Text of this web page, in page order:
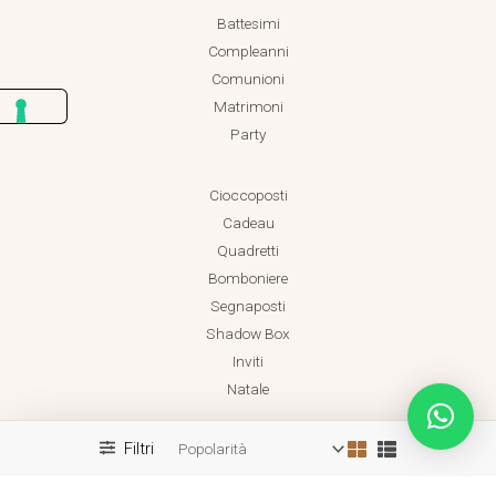
Filtri
Battesimi
Compleanni
Comunioni
Matrimoni
Party
Cioccoposti
Cadeau
Quadretti
Bomboniere
Segnaposti
Shadow Box
Inviti
Natale
Realizzato da Dadaland